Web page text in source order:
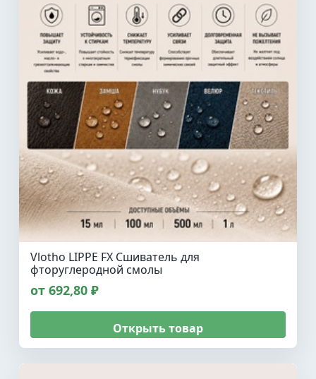
Vlotho LIPPE FX Сшиватель для
фторуглеродной смолы
от 692,80 ₽
Открыть товар